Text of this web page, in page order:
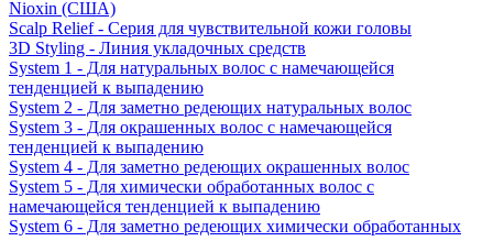
Nioxin (США)
Scalp Relief - Серия для чувствительной кожи головы
3D Styling - Линия укладочных средств
System 1 - Для натуральных волос с намечающейся
тенденцией к выпадению
System 2 - Для заметно редеющих натуральных волос
System 3 - Для окрашенных волос с намечающейся
тенденцией к выпадению
System 4 - Для заметно редеющих окрашенных волос
System 5 - Для химически обработанных волос с
намечающейся тенденцией к выпадению
System 6 - Для заметно редеющих химически обработанных